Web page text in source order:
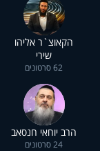
הקאוצ`ר אליהו
שירי
62 סרטונים
הרב יוחאי חנסאב
24 סרטונים